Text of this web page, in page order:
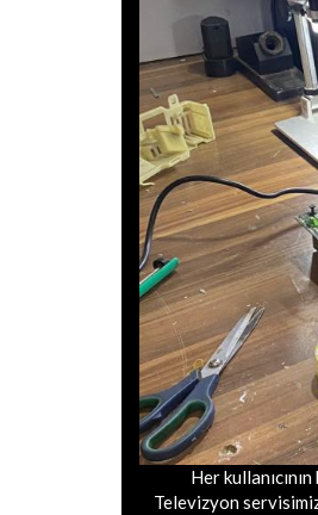
Her
Televizyon